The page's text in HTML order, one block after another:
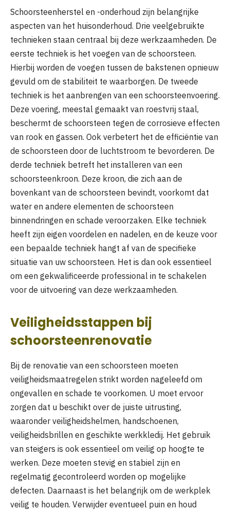
Schoorsteenherstel en -onderhoud zijn belangrijke
aspecten van het huisonderhoud. Drie veelgebruikte
technieken staan centraal bij deze werkzaamheden. De
eerste techniek is het voegen van de schoorsteen.
Hierbij worden de voegen tussen de bakstenen opnieuw
gevuld om de stabiliteit te waarborgen. De tweede
techniek is het aanbrengen van een schoorsteenvoering.
Deze voering, meestal gemaakt van roestvrij staal,
beschermt de schoorsteen tegen de corrosieve effecten
van rook en gassen. Ook verbetert het de efficiëntie van
de schoorsteen door de luchtstroom te bevorderen. De
derde techniek betreft het installeren van een
schoorsteenkroon. Deze kroon, die zich aan de
bovenkant van de schoorsteen bevindt, voorkomt dat
water en andere elementen de schoorsteen
binnendringen en schade veroorzaken. Elke techniek
heeft zijn eigen voordelen en nadelen, en de keuze voor
een bepaalde techniek hangt af van de specifieke
situatie van uw schoorsteen. Het is dan ook essentieel
om een gekwalificeerde professional in te schakelen
voor de uitvoering van deze werkzaamheden.
Veiligheidsstappen bij
schoorsteenrenovatie
Bij de renovatie van een schoorsteen moeten
veiligheidsmaatregelen strikt worden nageleefd om
ongevallen en schade te voorkomen. U moet ervoor
zorgen dat u beschikt over de juiste uitrusting,
waaronder veiligheidshelmen, handschoenen,
veiligheidsbrillen en geschikte werkkledij. Het gebruik
van steigers is ook essentieel om veilig op hoogte te
werken. Deze moeten stevig en stabiel zijn en
regelmatig gecontroleerd worden op mogelijke
defecten. Daarnaast is het belangrijk om de werkplek
veilig te houden. Verwijder eventueel puin en houd